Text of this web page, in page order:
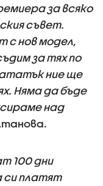
за всяко
съвет.
с нов модел,
за тях по
ние ще
Няма да бъде
над
100 дни
си платят